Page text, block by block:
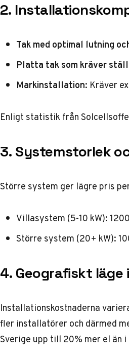
2.
Tak med optimal lutning
Platta tak som kräver
Markinstallation: Kräver
Enligt statistik från
3. Systemstorlek
Större system ger lägre pris
Villasystem (5-10 kW):
Större system (20+ kW):
4. Geografiskt läge
Installationskostnaderna
fler installatörer och därmed
Sverige upp till 20% mer el än